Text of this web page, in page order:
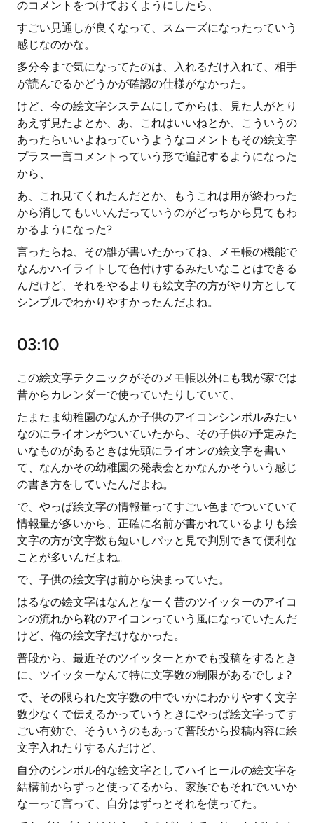
のコメントをつけておくようにしたら、
すごい見通しが良くなって、スムーズになったっていう
感じなのかな。
多分今まで気になってたのは、入れるだけ入れて、相手
が読んでるかどうかが確認の仕様がなかった。
けど、今の絵文字システムにしてからは、見た人がとり
あえず見たよとか、あ、これはいいねとか、こういうの
あったらいいよねっていうようなコメントもその絵文字
プラス一言コメントっていう形で追記するようになった
から、
あ、これ見てくれたんだとか、もうこれは用が終わった
から消してもいいんだっていうのがどっちから見てもわ
かるようになった?
言ったらね、その誰が書いたかってね、メモ帳の機能で
なんかハイライトして色付けするみたいなことはできる
んだけど、それをやるよりも絵文字の方がやり方として
シンプルでわかりやすかったんだよね。
03:10
この絵文字テクニックがそのメモ帳以外にも我が家では
昔からカレンダーで使っていたりしていて、
たまたま幼稚園のなんか子供のアイコンシンボルみたい
なのにライオンがついていたから、その子供の予定みた
いなものがあるときは先頭にライオンの絵文字を書い
て、なんかその幼稚園の発表会とかなんかそういう感じ
の書き方をしていたんだよね。
で、やっぱ絵文字の情報量ってすごい色までついていて
情報量が多いから、正確に名前が書かれているよりも絵
文字の方が文字数も短いしパッと見で判別できて便利な
ことが多いんだよね。
で、子供の絵文字は前から決まっていた。
はるなの絵文字はなんとなーく昔のツイッターのアイコ
ンの流れから靴のアイコンっていう風になっていたんだ
けど、俺の絵文字だけなかった。
普段から、最近そのツイッターとかでも投稿をするとき
に、ツイッターなんて特に文字数の制限があるでしょ?
で、その限られた文字数の中でいかにわかりやすく文字
数少なくで伝えるかっていうときにやっぱ絵文字ってす
ごい有効で、そういうのもあって普段から投稿内容に絵
文字入れたりするんだけど、
自分のシンボル的な絵文字としてハイヒールの絵文字を
結構前からずっと使ってるから、家族でもそれでいいか
なーって言って、自分はずっとそれを使ってた。